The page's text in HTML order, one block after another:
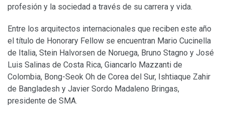
profesión y la sociedad a través de su carrera y vida.
Entre los arquitectos internacionales que reciben este año
el título de Honorary Fellow se encuentran Mario Cucinella
de Italia, Stein Halvorsen de Noruega, Bruno Stagno y José
Luis Salinas de Costa Rica, Giancarlo Mazzanti de
Colombia, Bong-Seok Oh de Corea del Sur, Ishtiaque Zahir
de Bangladesh y Javier Sordo Madaleno Bringas,
presidente de SMA.